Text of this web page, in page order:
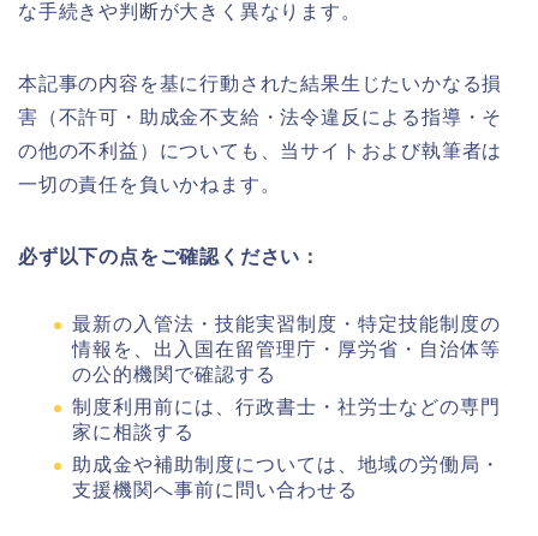
な手続きや判断が大きく異なります。
本記事の内容を基に行動された結果生じたいかなる損
害（不許可・助成金不支給・法令違反による指導・そ
の他の不利益）についても、当サイトおよび執筆者は
一切の責任を負いかねます。
必ず以下の点をご確認ください：
最新の入管法・技能実習制度・特定技能制度の
情報を、出入国在留管理庁・厚労省・自治体等
の公的機関で確認する
制度利用前には、行政書士・社労士などの専門
家に相談する
助成金や補助制度については、地域の労働局・
支援機関へ事前に問い合わせる